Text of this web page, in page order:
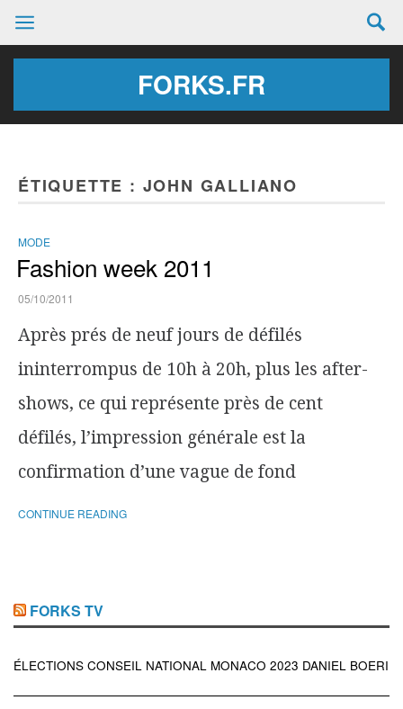
FORKS.FR
ÉTIQUETTE : JOHN GALLIANO
MODE
Fashion week 2011
05/10/2011
Après prés de neuf jours de défilés
ininterrompus de 10h à 20h, plus les after-
shows, ce qui représente près de cent
défilés, l’impression générale est la
confirmation d’une vague de fond
CONTINUE READING
FORKS TV
ÉLECTIONS CONSEIL NATIONAL MONACO 2023 DANIEL BOERI